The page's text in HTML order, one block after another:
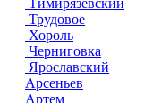
Тимирязевский
Трудовое
Хороль
Черниговка
Ярославский
Арсеньев
Артем